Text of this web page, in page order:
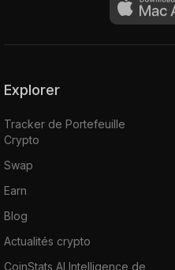
Explorer
Tracker de Portefeuille
Crypto
Swap
Earn
Blog
Actualités crypto
CoinStats AI Intelligence de